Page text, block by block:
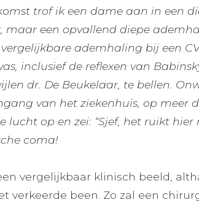
trof ik een dame aan in een
maar een opvallend diepe
ademhaling bij een
inclusief de reflexen van
dr. De Beukelaar, te bellen.
van het ziekenhuis, op meer
op en zei: “Sjef, het ruikt hier
coma!
vergelijkbaar klinisch beeld,
verkeerde been. Zo zal een